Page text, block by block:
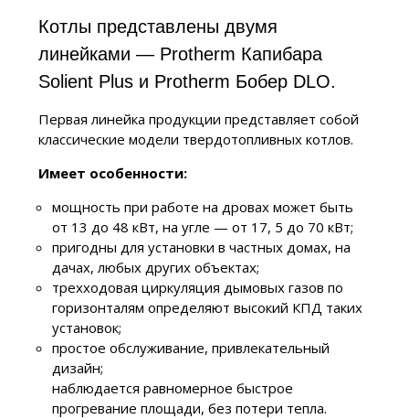
Котлы представлены двумя
линейками — Protherm Капибара
Solient Plus и Protherm Бобер DLO.
Первая линейка продукции представляет собой
классические модели твердотопливных котлов.
Имеет особенности:
мощность при работе на дровах может быть
от 13 до 48 кВт, на угле — от 17, 5 до 70 кВт;
пригодны для установки в частных домах, на
дачах, любых других объектах;
трехходовая циркуляция дымовых газов по
горизонталям определяют высокий КПД таких
установок;
простое обслуживание, привлекательный
дизайн;
наблюдается равномерное быстрое
прогревание площади, без потери тепла.